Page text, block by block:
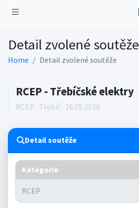
Detail zvolené soutěže
Home Detail zvolené soutěže
RCEP - Třebíčské elektry
RCEP · Třebíč · 16.05.2026
Detail soutěže
Kategorie